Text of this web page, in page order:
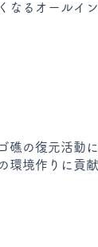
るオールイ
の復元活動
境作りに貢